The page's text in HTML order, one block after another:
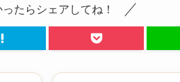
ったらシェアしてね！